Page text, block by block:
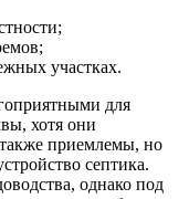
участках.
для
хотя они
приемлемы, но
септика.
однако под